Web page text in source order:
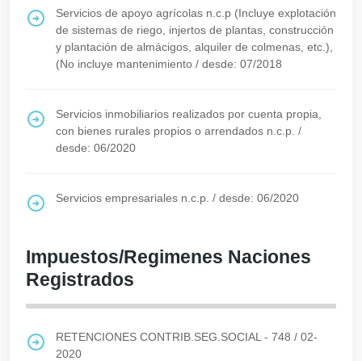
Servicios de apoyo agrícolas n.c.p (Incluye explotación
de sistemas de riego, injertos de plantas, construcción
y plantación de almácigos, alquiler de colmenas, etc.),
(No incluye mantenimiento / desde: 07/2018
Servicios inmobiliarios realizados por cuenta propia,
con bienes rurales propios o arrendados n.c.p. /
desde: 06/2020
Servicios empresariales n.c.p. / desde: 06/2020
Impuestos/Regimenes Naciones
Registrados
RETENCIONES CONTRIB.SEG.SOCIAL - 748 / 02-
2020